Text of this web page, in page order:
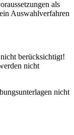
als
Auswahlverfahren
berücksichtigt!
nicht
nicht